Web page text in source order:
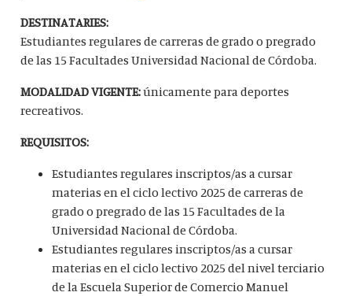
DESTINATARIES:
Estudiantes regulares de carreras de grado o pregrado
de las 15 Facultades Universidad Nacional de Córdoba.
MODALIDAD VIGENTE:únicamente para deportes
recreativos.
REQUISITOS:
Estudiantes regulares inscriptos/as a cursar
materias en el ciclo lectivo 2025 de carreras de
grado o pregrado de las 15 Facultades de la
Universidad Nacional de Córdoba.
Estudiantes regulares inscriptos/as a cursar
materias en el ciclo lectivo 2025 del nivel terciario
de la Escuela Superior de Comercio Manuel